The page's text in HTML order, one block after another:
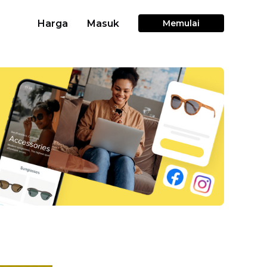
Harga Masuk Memulai